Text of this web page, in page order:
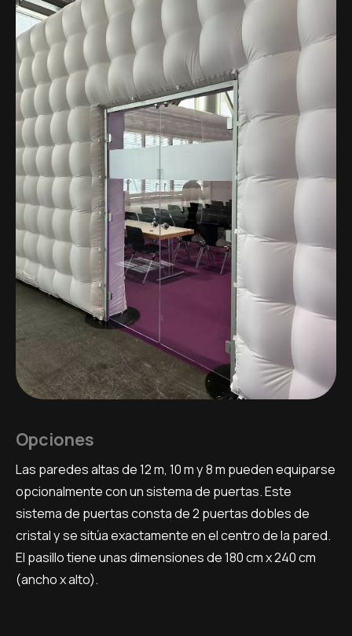
Opciones
Las paredes altas de 12 m, 10 m y 8 m pueden equiparse
opcionalmente con un sistema de puertas. Este
sistema de puertas consta de 2 puertas dobles de
cristal y se sitúa exactamente en el centro de la pared.
El pasillo tiene unas dimensiones de 180 cm x 240 cm
(ancho x alto).